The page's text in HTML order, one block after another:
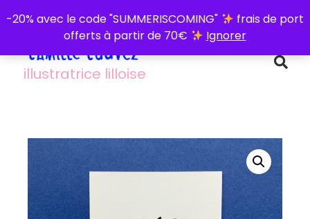
-20% avec le code "SUMMERISCOMING"
frais de port
offerts à partir de 70€
Ignorer
illustratrice lilloise